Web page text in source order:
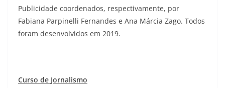
Publicidade coordenados, respectivamente, por
Fabiana Parpinelli Fernandes e Ana Márcia Zago. Todos
foram desenvolvidos em 2019.
Curso de Jornalismo